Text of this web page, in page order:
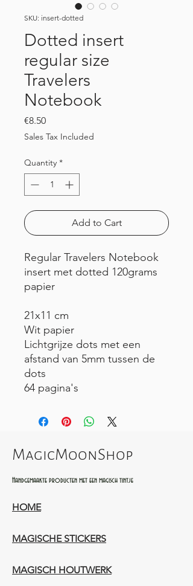
SKU: insert-dotted
Dotted insert
regular size
Travelers
Notebook
€8.50Price
Sales Tax Included
Quantity *
Add to Cart
Regular Travelers Notebook
insert met dotted 120grams
papier
21x11 cm
Wit papier
Lichtgrijze dots met een
afstand van 5mm tussen de
dots
64 pagina's
MagicMoonShop
Handgemaakte producten met een magisch tintje
HOME
MAGISCHE STICKERS
MAGISCH HOUTWERK